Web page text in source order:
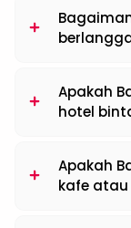
Apakah
hotel
Apakah
kafe atau